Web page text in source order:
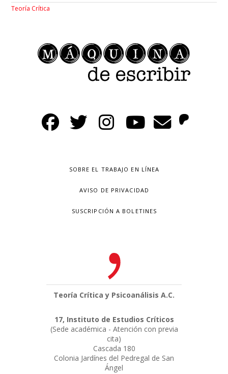
Teoría Crítica
SOBRE EL TRABAJO EN LÍNEA
AVISO DE PRIVACIDAD
SUSCRIPCIÓN A BOLETINES
Teoría Crítica y Psicoanálisis A.C.
17, Instituto de Estudios Críticos
(Sede académica - Atención con previa
cita)
Cascada 180
Colonia Jardínes del Pedregal de San
Ángel